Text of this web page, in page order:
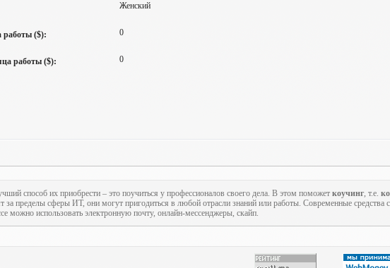
Женский
работы ($): 0
работы ($): 0
способ их приобрести – это поучиться у профессионалов своего дела. В этом поможет коучинг, т.е.
за пределы сферы ИТ, они могут пригодиться в любой отрасли знаний или работы. Современные средства
можно использовать электронную почту, онлайн-мессенджеры, скайп.